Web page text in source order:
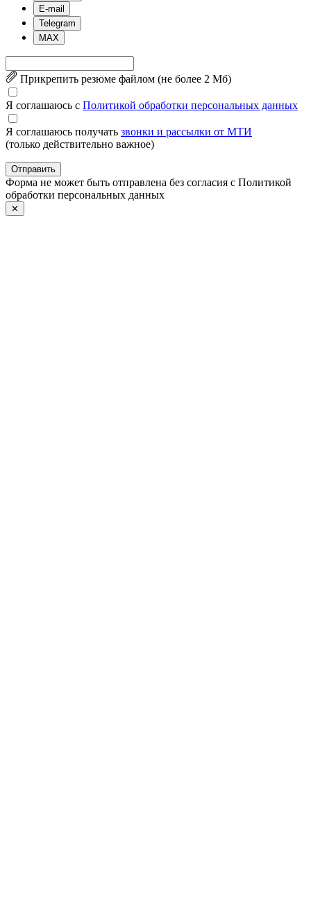
E-mail
Telegram
MAX
Прикрепить резюме файлом (не более 2 Mб)
Я соглашаюсь с Политикой обработки персональных данных
Я соглашаюсь получать звонки и рассылки от МТИ
(только действительно важное)
Отправить
Форма не может быть отправлена без согласия с Политикой
обработки персональных данных
✕